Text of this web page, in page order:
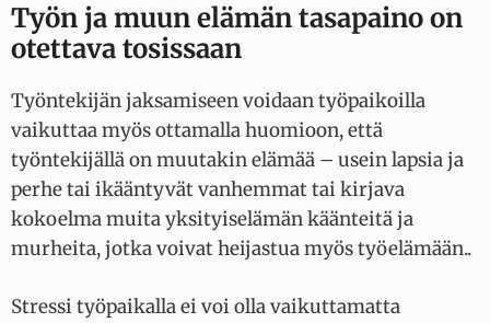
Työn ja muun elämän tasapaino on
otettava tosissaan
Työntekijän jaksamiseen voidaan työpaikoilla
vaikuttaa myös ottamalla huomioon, että
työntekijällä on muutakin elämää – usein lapsia ja
perhe tai ikääntyvät vanhemmat tai kirjava
kokoelma muita yksityiselämän käänteitä ja
murheita, jotka voivat heijastua myös työelämään..
Stressi työpaikalla ei voi olla vaikuttamatta